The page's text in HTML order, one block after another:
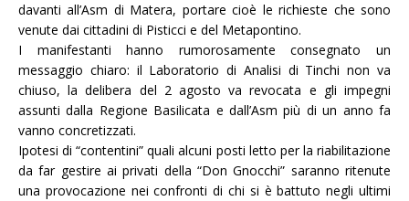
davanti all’Asm di Matera, portare cioè le richieste che sono
venute dai cittadini di Pisticci e del Metapontino.
I manifestanti hanno rumorosamente consegnato un
messaggio chiaro: il Laboratorio di Analisi di Tinchi non va
chiuso, la delibera del 2 agosto va revocata e gli impegni
assunti dalla Regione Basilicata e dall’Asm più di un anno fa
vanno concretizzati.
Ipotesi di “contentini” quali alcuni posti letto per la riabilitazione
da far gestire ai privati della “Don Gnocchi” saranno ritenute
una provocazione nei confronti di chi si è battuto negli ultimi